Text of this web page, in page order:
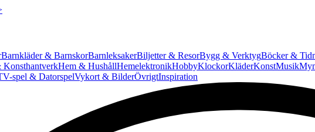
Barnkläder & BarnskorBarnleksakerBiljetter & ResorBygg & VerktygBöcker &
Hem & HushållHemelektronikHobbyKlockorKläderKonstMusik
spel & DatorspelVykort & BilderÖvrigtInspiration